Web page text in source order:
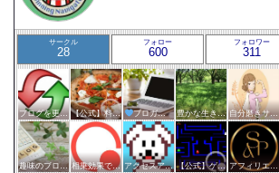
サークル
28
フォロー
600
フォロワー
311
ブログを更新したらここで報告 【公式】料理・グルメサークル ブロガー応援&更新報告♪ 豊かな生き方サークル 自分磨きサークル
趣味のブログを楽しむ会 相乗効果でWINWIN!「はてブ・ランキング」応援サークル！！！ アクセスアップのお手伝い！ブログサークルあんてな 【公式】ゲームサークル アフィリエイト